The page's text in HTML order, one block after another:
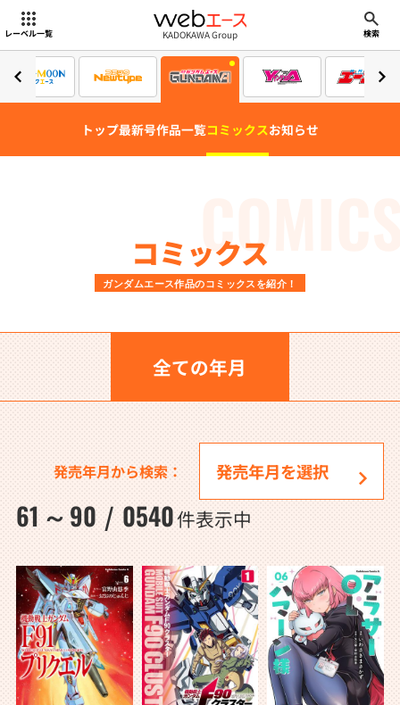
レーベル一覧 webエース
KADOKAWA Group 検索
トップ最新号作品一覧コミックスお知らせ
コミックス
ガンダムエース作品のコミックスを紹介！
全ての年月
61 ～ 90 / 0540件表示中
発売年月から検索：